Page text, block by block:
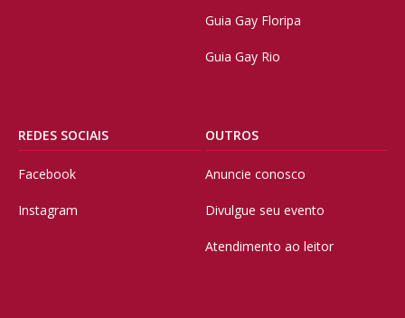
Guia Gay Floripa
Guia Gay Rio
REDES SOCIAIS
Facebook
Instagram
OUTROS
Anuncie conosco
Divulgue seu evento
Atendimento ao leitor